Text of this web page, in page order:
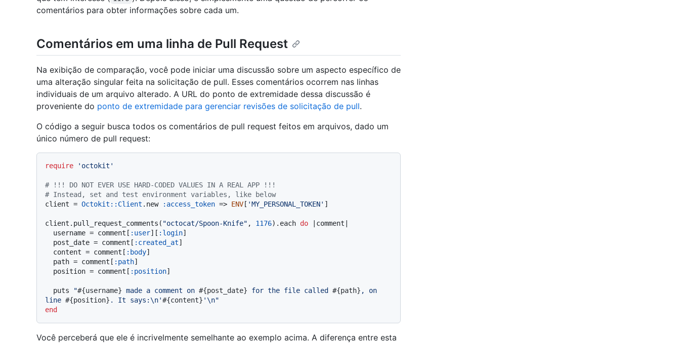
comentários para obter informações sobre cada um.
Comentários em uma linha de Pull Request
Na exibição de comparação, você pode iniciar uma discussão sobre um aspecto específico de
uma alteração singular feita na solicitação de pull. Esses comentários ocorrem nas linhas
individuais de um arquivo alterado. A URL do ponto de extremidade dessa discussão é
proveniente do ponto de extremidade para gerenciar revisões de solicitação de pull.
O código a seguir busca todos os comentários de pull request feitos em arquivos, dado um
único número de pull request:
require 'octokit'
# !!! DO NOT EVER USE HARD-CODED VALUES IN A REAL APP !!!
# Instead, set and test environment variables, like below
client = Octokit::Client .new :access_token => ENV [ 'MY_PERSONAL_TOKEN' ]
client.pull_request_comments( "octocat/Spoon-Knife" , 1176).each do comment
  username = comment[
:user][ :login]
  post_date = comment[
:created_at]
  content = comment[
:body]
  path = comment[
:path]
  position = comment[
:position]
  puts
"#{username} made a comment on #{post_date} for the file called #{path} , on
line #{position} . It says:\n'#{content} '\n"
end
Você perceberá que ele é incrivelmente semelhante ao exemplo acima. A diferença entre esta